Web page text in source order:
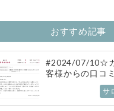
おすすめ記事
#2024/07/10☆
客様からの口コ
サ